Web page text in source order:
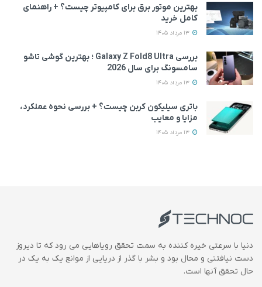
بهترین موتور برق برای کامپیوتر چیست؟ + راهنمای
کامل خرید
بررسی Galaxy Z Fold8 Ultra ؛ بهترین گوشی تاشو
سامسونگ برای سال 2026
باتری سیلیکون کربن چیست؟ + بررسی نحوه عملکرد،
مزایا و معایب
دنیا با سرعتی خیره کننده به سمت تحقق رویاهایی می رود که تا دیروز
دست نیافتنی و محال بود و بشر با گذر از دریایی از موانع یک به یک در
حال تحقق آنها است.